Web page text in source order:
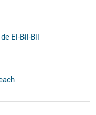
El-Bil-Bil